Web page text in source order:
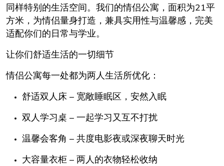
同样特别的生活空间。我们的情侣公寓，面积为21平
方米，为情侣量身打造，兼具实用性与温馨感，完美
适配你们的日常与学业。
让你们舒适生活的一切细节
情侣公寓每一处都为两人生活所优化：
舒适双人床 – 宽敞睡眠区，安然入眠
双人学习桌 – 一起学习又互不打扰
温馨会客角 – 共度电影夜或深夜聊天时光
大容量衣柜 – 两人的衣物轻松收纳